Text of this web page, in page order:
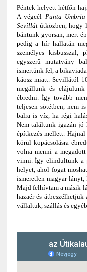
Péntek helyett hétfőn
A végcél Punta Umbria
Sevillátútközben, hogy
bántunk gyorsan, mert
pedig a hír hallatán
személyes kisbusszal,
egyszerű mutatvány
ismertünk fel, a
káosz miatt. Sevillától
megállunk és
ébredni. Így tovább
teljesen sötétben, nem
balra is víz, ha régi
Nem találtunk igazán jó
építkezés mellett.
körül kopácsolásra
volna menni a
vinni. Így elindultunk a
helyet, ahol fogat
ismeretlen magyar lányt,
Majd felhívtam a másik
hazaér és
vállaltuk, szállás és